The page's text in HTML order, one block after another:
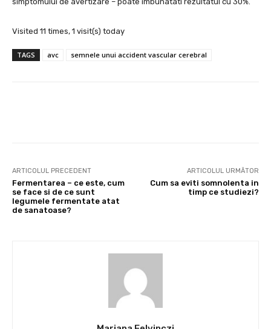
Visited 11 times, 1 visit(s) today
TAGS avc semnele unui accident vascular cerebral
ARTICOLUL PRECEDENT
Fermentarea – ce este, cum
se face si de ce sunt
legumele fermentate atat
de sanatoase?
ARTICOLUL URMĂTOR
Cum sa eviti somnolenta in
timp ce studiezi?